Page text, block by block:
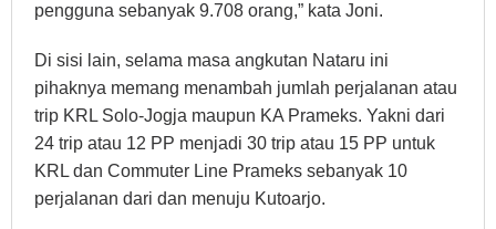
pengguna sebanyak 9.708 orang,” kata Joni.
Di sisi lain, selama masa angkutan Nataru ini
pihaknya memang menambah jumlah perjalanan atau
trip KRL Solo-Jogja maupun KA Prameks. Yakni dari
24 trip atau 12 PP menjadi 30 trip atau 15 PP untuk
KRL dan Commuter Line Prameks sebanyak 10
perjalanan dari dan menuju Kutoarjo.